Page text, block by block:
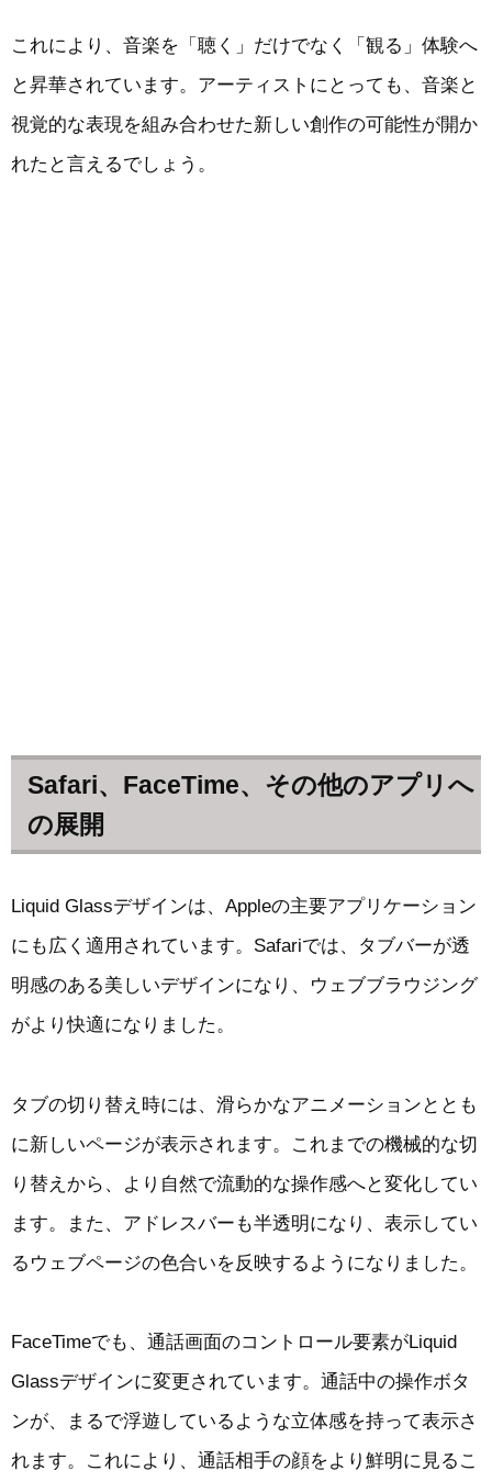
これにより、音楽を「聴く」だけでなく「観る」体験へ
と昇華されています。アーティストにとっても、音楽と
視覚的な表現を組み合わせた新しい創作の可能性が開か
れたと言えるでしょう。
Safari、FaceTime、その他のアプリへ
の展開
Liquid Glassデザインは、Appleの主要アプリケーション
にも広く適用されています。Safariでは、タブバーが透
明感のある美しいデザインになり、ウェブブラウジング
がより快適になりました。
タブの切り替え時には、滑らかなアニメーションととも
に新しいページが表示されます。これまでの機械的な切
り替えから、より自然で流動的な操作感へと変化してい
ます。また、アドレスバーも半透明になり、表示してい
るウェブページの色合いを反映するようになりました。
FaceTimeでも、通話画面のコントロール要素がLiquid
Glassデザインに変更されています。通話中の操作ボタ
ンが、まるで浮遊しているような立体感を持って表示さ
れます。これにより、通話相手の顔をより鮮明に見るこ